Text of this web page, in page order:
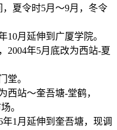
夏令时5月～9月，冬令
月延伸到广厦学院。
2004年5月底改为西站-夏
堂。
站～奎吾塘-堂鹤，
。
1月延伸到奎吾塘，现调